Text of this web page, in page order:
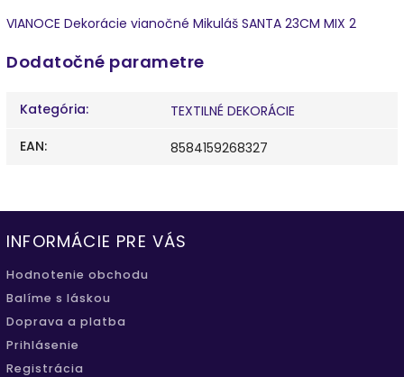
VIANOCE Dekorácie vianočné Mikuláš SANTA 23CM MIX 2
Dodatočné parametre
Kategória:
TEXTILNÉ DEKORÁCIE
EAN: 8584159268327
INFORMÁCIE PRE VÁS
Hodnotenie obchodu
Balíme s láskou
Doprava a platba
Prihlásenie
Registrácia